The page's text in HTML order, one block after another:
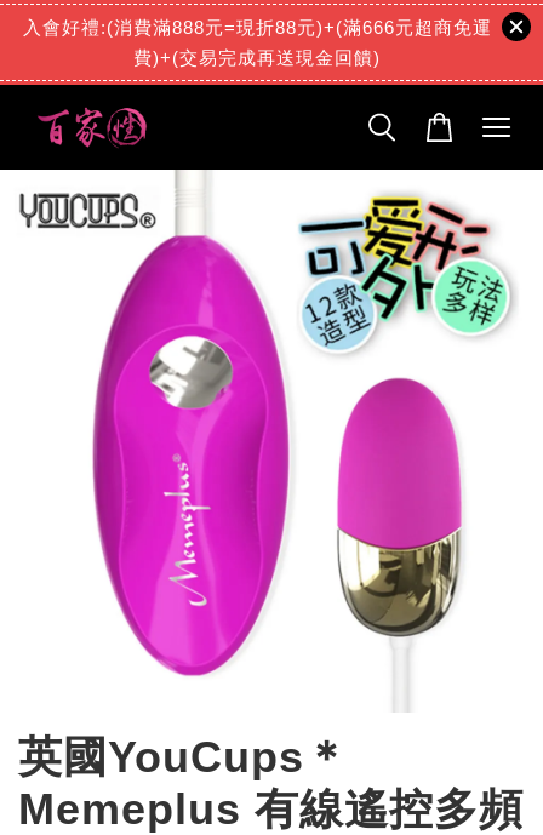
入會好禮:(消費滿888元=現折88元)+(滿666元超商免運
費)+(交易完成再送現金回饋)
英國YouCups＊
Memeplus 有線遙控多頻